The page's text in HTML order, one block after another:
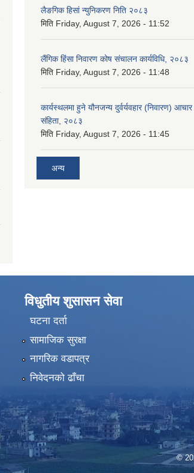
लैङगिक हिसां न्युनिकरण निति २०८३
मिति Friday, August 7, 2026 - 11:52
लैंगिक हिंसा निवारण कोष संचालन कार्यविधि, २०८३
मिति Friday, August 7, 2026 - 11:48
कार्यस्थलमा हुने यौनजन्य दुर्वर्यवहार (निवारण) आचार
संहिता, २०८३
मिति Friday, August 7, 2026 - 11:45
अन्य
विधुतीय शुसासन सेवा
घटना दर्ता
सामाजिक सुरक्षा
नागरिक वडापत्र
निवेदनको ढाँचा
©